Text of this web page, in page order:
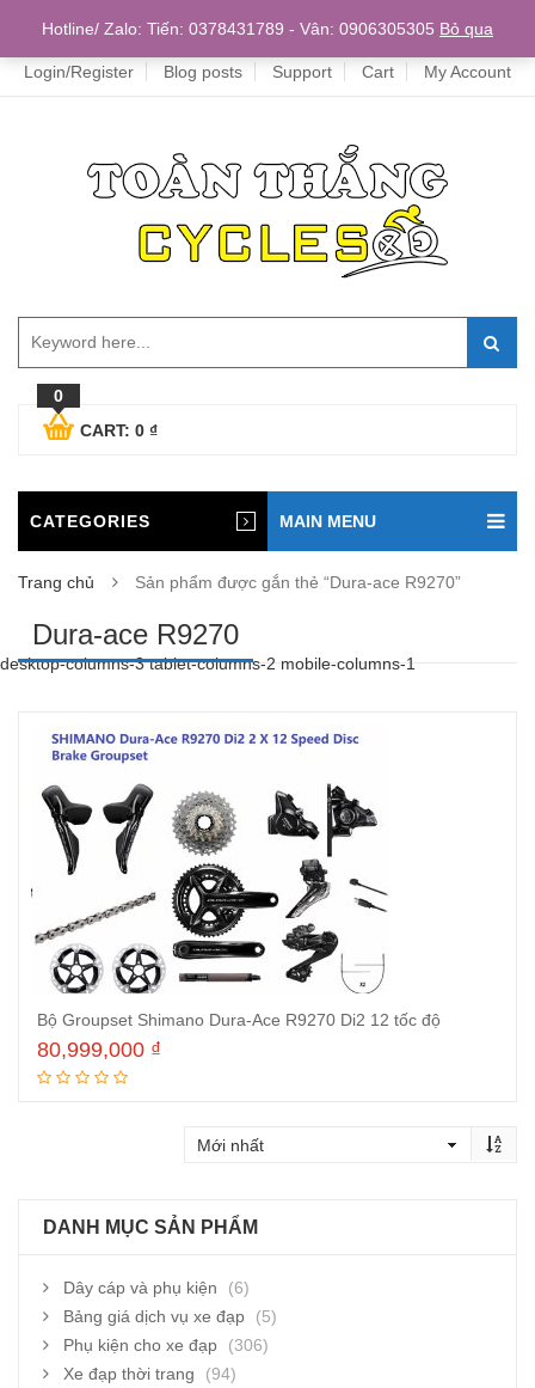
Home
Login/Register Blog posts Support Cart My Account
0
CART: 0 ₫
CATEGORIES MAIN MENU
Trang chủ Sản phẩm được gắn thẻ “Dura-ace R9270”
Dura-ace R9270
desktop-columns-3 tablet-columns-2 mobile-columns-1
Bộ Groupset Shimano Dura-Ace R9270 Di2 12 tốc độ
80,999,000 ₫
DANH MỤC SẢN PHẨM
Dây cáp và phụ kiện
(6)
Bảng giá dịch vụ xe đạp
(5)
Phụ kiện cho xe đạp
(306)
Xe đạp thời trang
(94)
Hotline/ Zalo: Tiến: 0378431789 - Vân: 0906305305 Bỏ qua